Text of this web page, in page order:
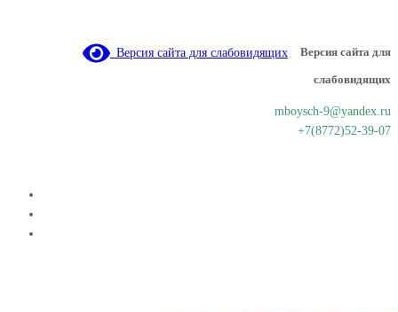
Версия сайта для слабовидящих Версия сайта для
слабовидящих
mboysch-9@yandex.ru
+7(8772)52-39-07